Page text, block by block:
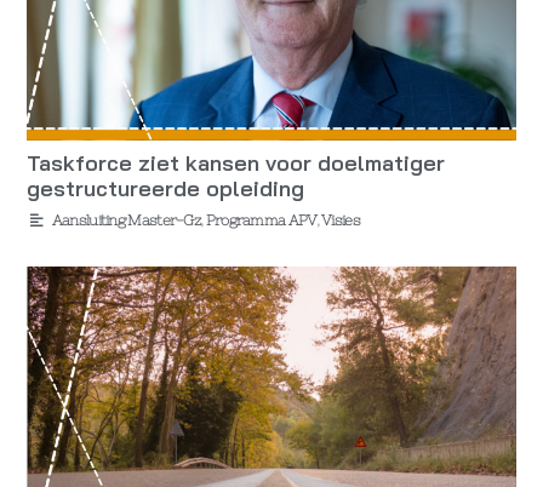
Taskforce ziet kansen voor doelmatiger
gestructureerde opleiding
Aansluiting Master-Gz,Programma APV,Visies